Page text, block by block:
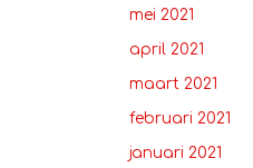
mei 2021
april 2021
maart 2021
februari 2021
januari 2021